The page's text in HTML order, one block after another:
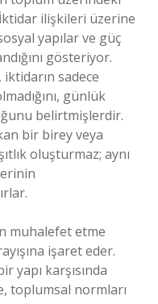
ilişkileri üzerine
yapılar ve güç
gösteriyor.
sadece
günlük
belirtmişlerdir.
bir birey veya
oluşturmaz; aynı
muhalefet etme
işaret eder.
yapı karşısında
toplumsal normları